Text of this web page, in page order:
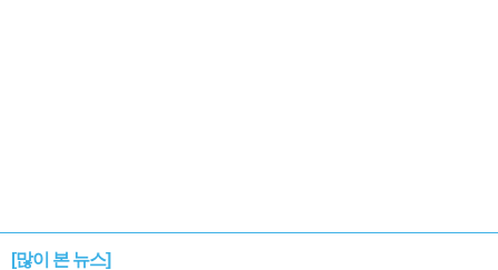
[많이 본 뉴스]